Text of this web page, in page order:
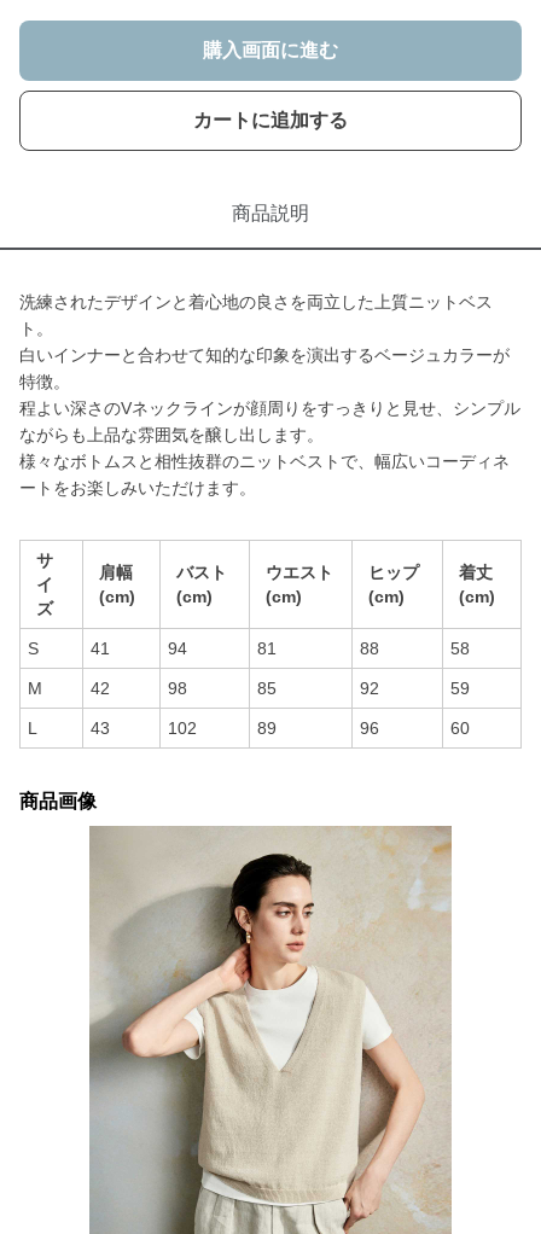
購入画面に進む
カートに追加する
商品説明
洗練されたデザインと着心地の良さを両立した上質ニットベス
ト。
白いインナーと合わせて知的な印象を演出するベージュカラーが
特徴。
程よい深さのVネックラインが顔周りをすっきりと見せ、シンプル
ながらも上品な雰囲気を醸し出します。
様々なボトムスと相性抜群のニットベストで、幅広いコーディネ
ートをお楽しみいただけます。
サ
イ
ズ
肩幅
(cm)
バスト
(cm)
ウエスト
(cm)
ヒップ
(cm)
着丈
(cm)
S 41 94 81 88 58
M 42 98 85 92 59
L 43 102 89 96 60
商品画像